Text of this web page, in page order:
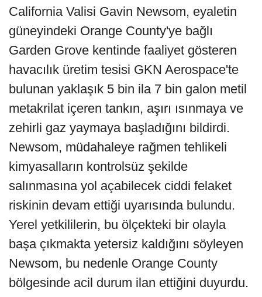
California Valisi Gavin Newsom, eyaletin
güneyindeki Orange County'ye bağlı
Garden Grove kentinde faaliyet gösteren
havacılık üretim tesisi GKN Aerospace'te
bulunan yaklaşık 5 bin ila 7 bin galon metil
metakrilat içeren tankın, aşırı ısınmaya ve
zehirli gaz yaymaya başladığını bildirdi.
Newsom, müdahaleye rağmen tehlikeli
kimyasalların kontrolsüz şekilde
salınmasına yol açabilecek ciddi felaket
riskinin devam ettiği uyarısında bulundu.
Yerel yetkililerin, bu ölçekteki bir olayla
başa çıkmakta yetersiz kaldığını söyleyen
Newsom, bu nedenle Orange County
bölgesinde acil durum ilan ettiğini duyurdu.